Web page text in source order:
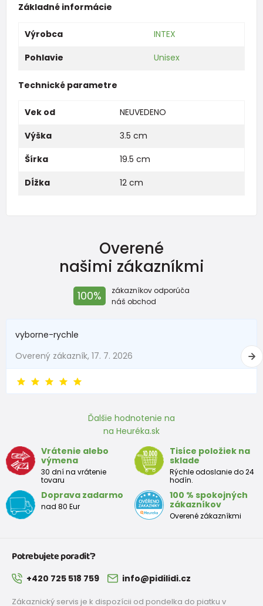
Základné informácie
Výrobca
INTEX
Pohlavie
Unisex
Technické parametre
Vek od
NEUVEDENO
Výška
3.5 cm
Šírka
19.5 cm
Dĺžka
12 cm
Overené
našimi zákazníkmi
100%
zákazníkov odporúča
náš obchod
vyborne-rychle
Overený zákazník, 17. 7. 2026
Ďalšie hodnotenie na
na Heuréka.sk
Vrátenie alebo
výmena
30 dní na vrátenie
tovaru
Tisíce položiek na
sklade
Rýchle odoslanie do 24
hodín.
Doprava zadarmo
nad 80 Eur
100 % spokojných
zákazníkov
Overené zákazníkmi
Potrebujete poradiť?
+420 725 518 759 info@pidilidi.cz
Zákaznický servis je k dispozícii od pondelka do piatku v